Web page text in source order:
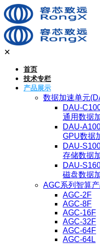
✕
首页
技术专栏
产品展示
数据加速单元
DAU-
通用数据
DAU-
GPU数据
DAU-
存储数据
DAU-
磁盘数据
AGC系列智算
AGC-2F
AGC-8F
AGC-16F
AGC-32F
AGC-64F
AGC-64L